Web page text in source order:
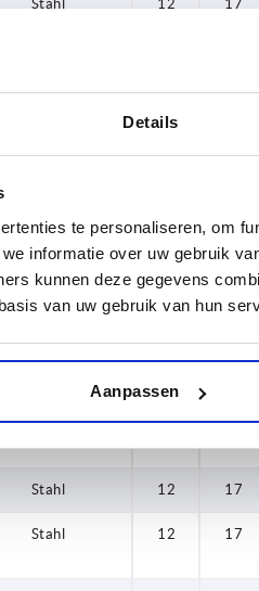
Details
te personaliseren, om
informatie over uw gebruik
kunnen deze gegevens
van uw gebruik van hun
Aanpassen
Stahl 12 17
12
Stahl 12 17
Stahl 12 17
Stahl 12 17
Stahl 12 17
Stahl 12 17
Stahl 12 17